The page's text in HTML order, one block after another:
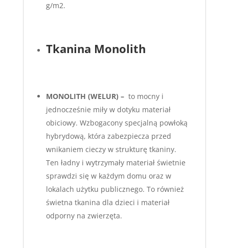
g/m2.
Tkanina Monolith
MONOLITH (WELUR) – to mocny i
jednocześnie miły w dotyku materiał
obiciowy. Wzbogacony specjalną powłoką
hybrydową, która zabezpiecza przed
wnikaniem cieczy w strukturę tkaniny.
Ten ładny i wytrzymały materiał świetnie
sprawdzi się w każdym domu oraz w
lokalach użytku publicznego. To również
świetna tkanina dla dzieci i materiał
odporny na zwierzęta.